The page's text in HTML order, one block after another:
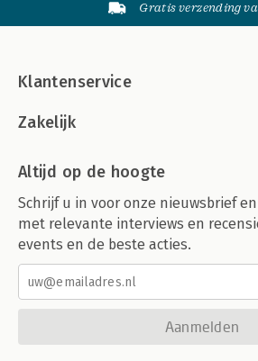
Gratis verzending
Klantenservice
Zakelijk
Altijd op de hoogte
Schrijf u in voor onze nieuwsbrief
met relevante interviews en
events en de beste acties.
Aanmelden